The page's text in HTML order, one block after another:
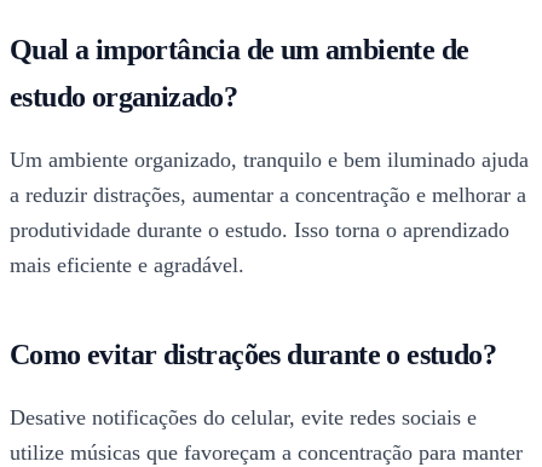
Qual a importância de um ambiente de
estudo organizado?
Um ambiente organizado, tranquilo e bem iluminado ajuda
a reduzir distrações, aumentar a concentração e melhorar a
produtividade durante o estudo. Isso torna o aprendizado
mais eficiente e agradável.
Como evitar distrações durante o estudo?
Desative notificações do celular, evite redes sociais e
utilize músicas que favoreçam a concentração para manter